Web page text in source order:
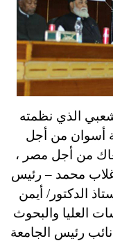
الذي نظمته
أسوان من أجل
من أجل مصر ،
غلاب محمد – رئيس
الدكتور/ أيمن
العليا والبحوث
رئيس الجامعة